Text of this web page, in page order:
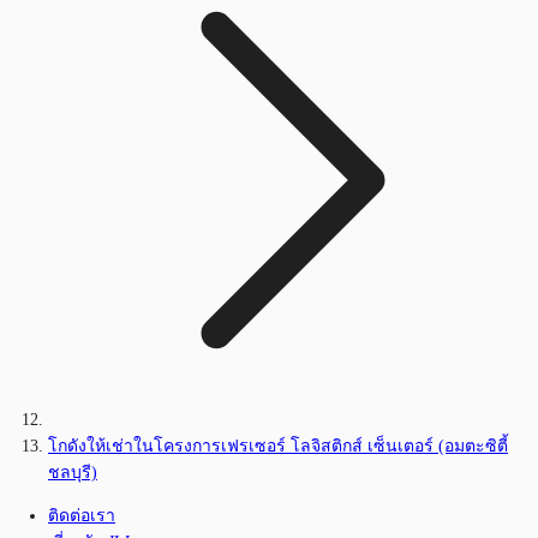
โกดังให้เช่าในโครงการเฟรเซอร์ โลจิสติกส์ เซ็นเตอร์ (อมตะซิตี้
ชลบุรี)
ติดต่อเรา